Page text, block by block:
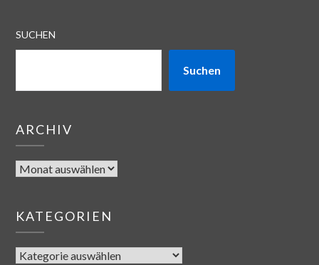
SUCHEN
Suchen
ARCHIV
KATEGORIEN